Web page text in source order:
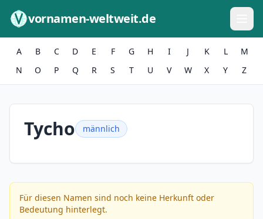
vornamen-weltweit.de
A B C D E F G H I J K L
M
N
O P Q R S T U V W X Y Z
Tycho männlich
Für diesen Namen sind noch keine Herkunft oder
Bedeutung hinterlegt.